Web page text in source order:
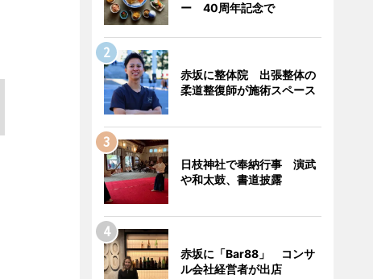
ー 40周年記念で
赤坂に整体院 出張整体の
柔道整復師が施術スペース
日枝神社で奉納行事 演武
や和太鼓、書道披露
赤坂に「Bar88」 コンサ
ル会社経営者が出店